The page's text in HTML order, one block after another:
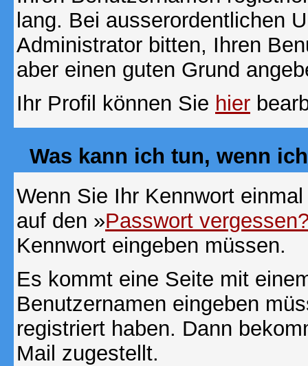
lang. Bei ausserordentlichen
Administrator bitten, Ihren
aber einen guten Grund
Ihr Profil können Sie hier
Was kann ich tun, wenn
Wenn Sie Ihr Kennwort
auf den »Passwort
Kennwort eingeben müssen.
Es kommt eine Seite mit
Benutzernamen eingeben
registriert haben. Dann
Mail zugestellt.